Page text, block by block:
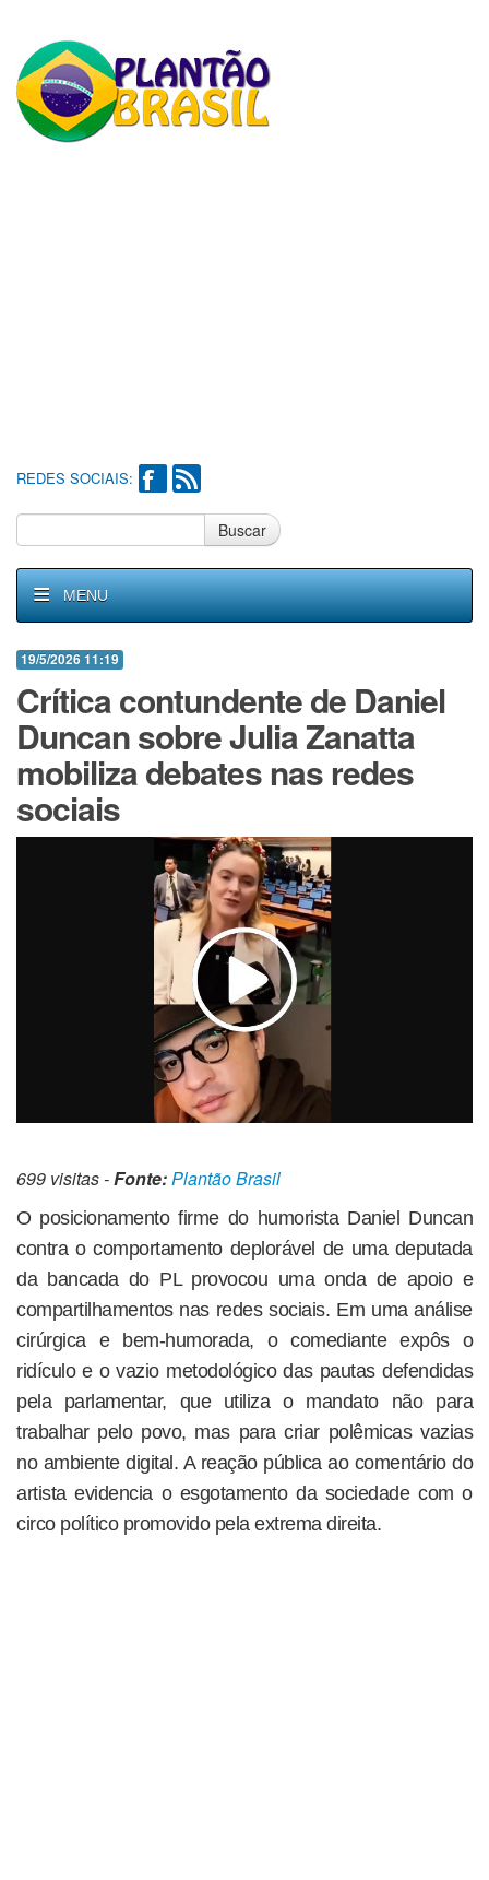
REDES SOCIAIS:
Buscar
MENU
19/5/2026 11:19
Crítica contundente de Daniel
Duncan sobre Julia Zanatta
mobiliza debates nas redes
sociais
699 visitas -Fonte:Plantão Brasil
O posicionamento firme do humorista Daniel Duncan
contra o comportamento deplorável de uma deputada
da bancada do PL provocou uma onda de apoio e
compartilhamentos nas redes sociais. Em uma análise
cirúrgica e bem-humorada, o comediante expôs o
ridículo e o vazio metodológico das pautas defendidas
pela parlamentar, que utiliza o mandato não para
trabalhar pelo povo, mas para criar polêmicas vazias
no ambiente digital. A reação pública ao comentário do
artista evidencia o esgotamento da sociedade com o
circo político promovido pela extrema direita.